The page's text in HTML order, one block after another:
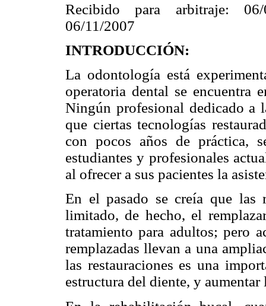
Recibido para arbitraje:
06/11/2007
INTRODUCCIÓN:
La odontología está
operatoria dental se encuentra
Ningún profesional dedicado a
que ciertas tecnologías
con pocos años de práctica,
estudiantes y profesionales
al ofrecer a sus pacientes la
En el pasado se creía que las
limitado, de hecho, el
tratamiento para adultos; pero
remplazadas llevan a una
las restauraciones es una
estructura del diente, y